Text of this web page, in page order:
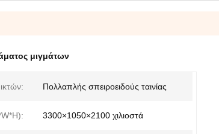
μιγμάτων
Πολλαπλής σπειροειδούς ταινίας
3300×1050×2100 χιλιοστά